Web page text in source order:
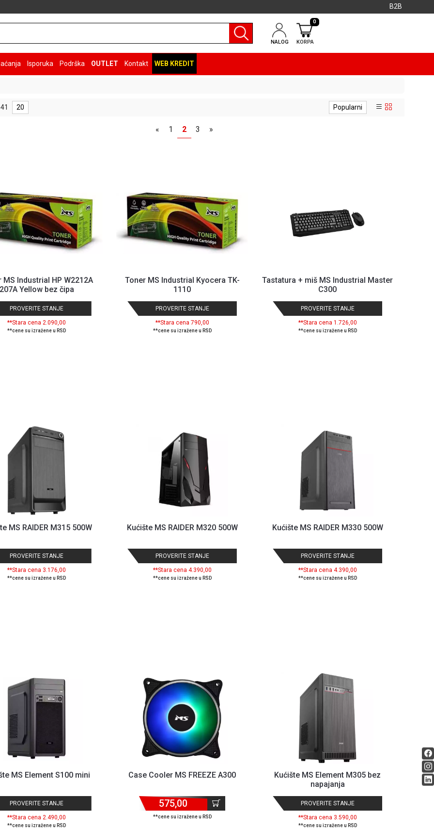
B2B
NALOG KORPA
0
Isporuka Podrška OUTLET Kontakt WEB KREDIT
20 Popularni
« 1 2 3 »
MS Industrial HP W2212A
Yellow bez čipa
PROVERITE STANJE
**Stara cena 2.090,00
**cene su izražene u RSD
Toner MS Industrial Kyocera TK-
1110
PROVERITE STANJE
**Stara cena 790,00
**cene su izražene u RSD
Tastatura + miš MS Industrial Master
C300
PROVERITE STANJE
**Stara cena 1.726,00
**cene su izražene u RSD
MS RAIDER M315 500W
PROVERITE STANJE
**Stara cena 3.176,00
**cene su izražene u RSD
Kućište MS RAIDER M320 500W
PROVERITE STANJE
**Stara cena 4.390,00
**cene su izražene u RSD
Kućište MS RAIDER M330 500W
PROVERITE STANJE
**Stara cena 4.390,00
**cene su izražene u RSD
MS Element S100 mini
PROVERITE STANJE
**Stara cena 2.490,00
**cene su izražene u RSD
Case Cooler MS FREEZE A300
575,00
**cene su izražene u RSD
Kućište MS Element M305 bez
napajanja
PROVERITE STANJE
**Stara cena 3.590,00
**cene su izražene u RSD